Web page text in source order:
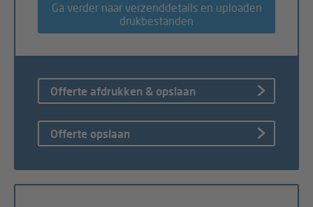
Ga verder naar verzenddetails en uploaden
drukbestanden
Offerte afdrukken & opslaan
Offerte opslaan